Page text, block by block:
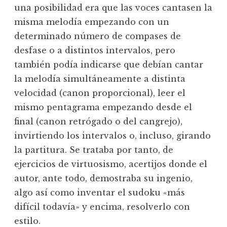
una posibilidad era que las voces cantasen la
misma melodía empezando con un
determinado número de compases de
desfase o a distintos intervalos, pero
también podía indicarse que debían cantar
la melodía simultáneamente a distinta
velocidad (canon proporcional), leer el
mismo pentagrama empezando desde el
final (canon retrógado o del cangrejo),
invirtiendo los intervalos o, incluso, girando
la partitura. Se trataba por tanto, de
ejercicios de virtuosismo, acertijos donde el
autor, ante todo, demostraba su ingenio,
algo así como inventar el sudoku «más
difícil todavía» y encima, resolverlo con
estilo.